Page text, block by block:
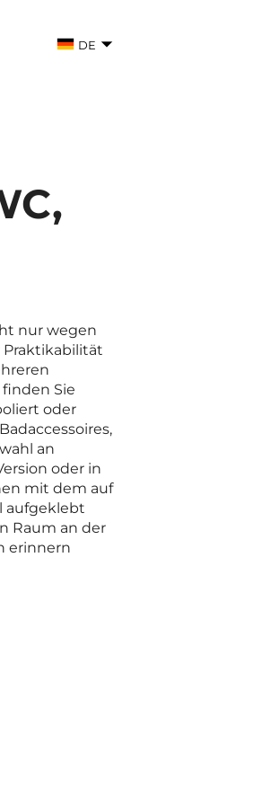
DE
nur wegen
Praktikabilität
Sie
oder
an
oder in
mit dem auf
aufgeklebt
Raum an der
erinnern